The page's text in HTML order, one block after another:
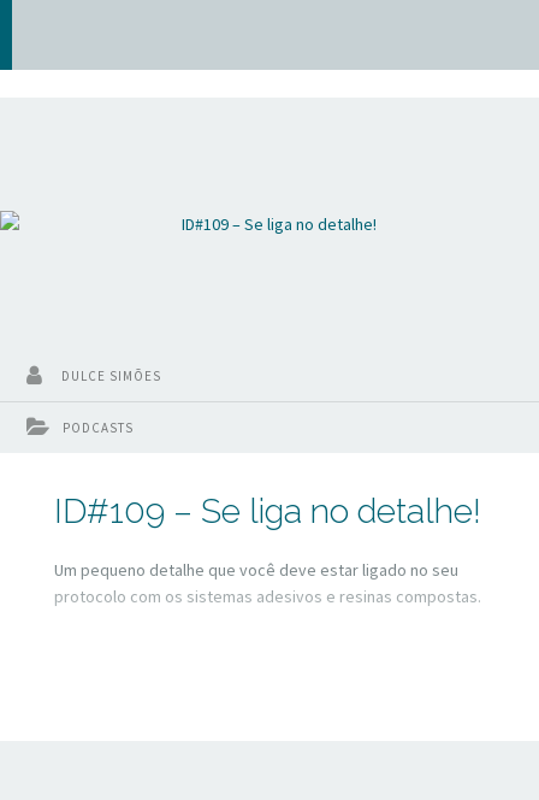
PODCASTS
DULCE SIMÕES
ID#109 – Se liga no detalhe!
Um pequeno detalhe que você deve estar ligado no seu
protocolo com os sistemas adesivos e resinas compostas.